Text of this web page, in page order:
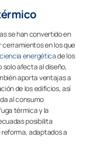
se han convertido en
en los que
energéticade los
solo afecta al diseño,
aporta ventajas a
de los edificios, así
al consumo
térmica y la
posibilita
adaptados a